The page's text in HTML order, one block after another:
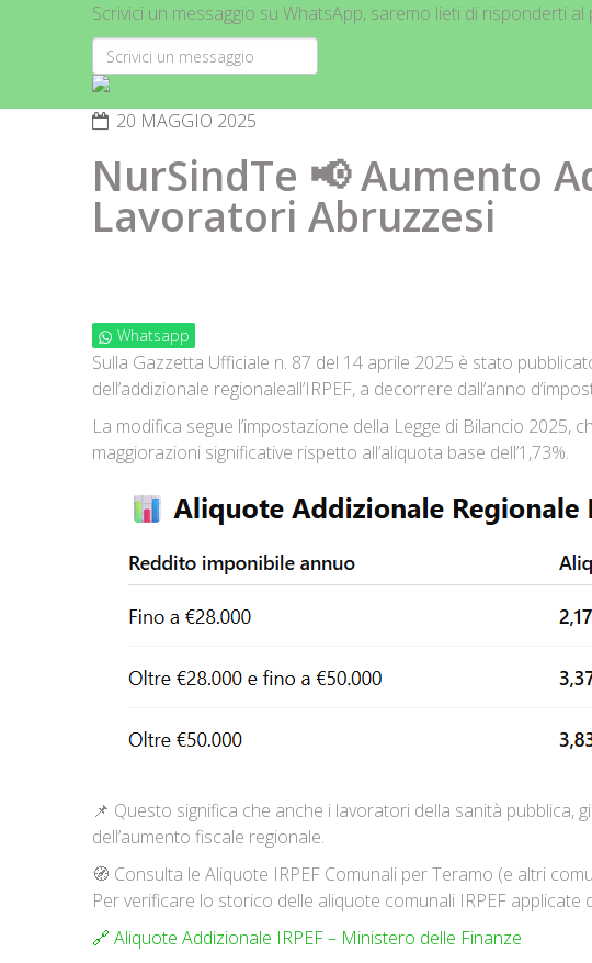
Scrivici un messaggio su WhatsApp, saremo lieti di risponderti al
20 MAGGIO 2025
NurSindTe 📢 Aumento
Lavoratori Abruzzesi
Whatsapp
Sulla Gazzetta Ufficiale n. 87 del 14 aprile 2025 è stato
dell’addizionale regionaleall’IRPEF, a decorrere dall’anno
La modifica segue l’impostazione della Legge di Bilancio
maggiorazioni significative rispetto all’aliquota base dell’1,73%.
📌 Questo significa che anche i lavoratori della sanità
dell’aumento fiscale regionale.
🧭 Consulta le Aliquote IRPEF Comunali per Teramo (e altri
Per verificare lo storico delle aliquote comunali IRPEF
🔗 Aliquote Addizionale IRPEF – Ministero delle Finanze